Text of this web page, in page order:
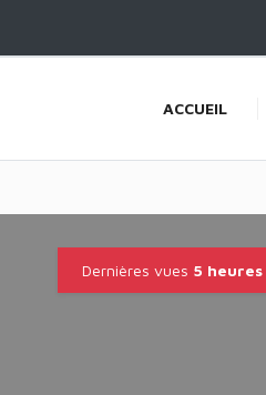
ACCUEIL
Dernières vues 5 heures